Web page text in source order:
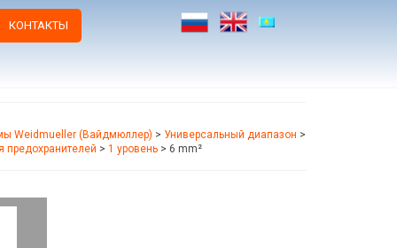
КОНТАКТЫ
Weidmueller (Вайдмюллер) > Универсальный диапазон >
> 1 уровень > 6 mm²